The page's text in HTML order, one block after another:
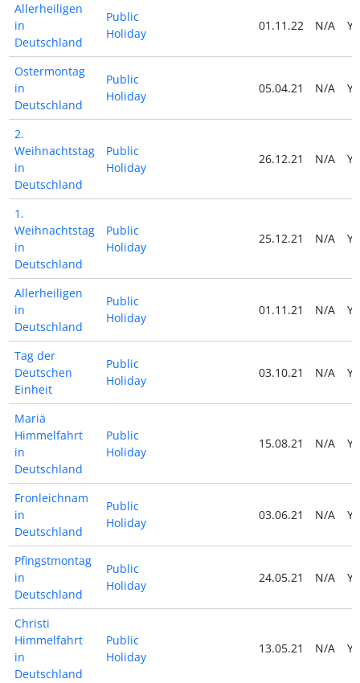
Allerheiligen
in
Deutschland
Public
Holiday
01.11.22 N/A
Ostermontag
in
Deutschland
Public
Holiday
05.04.21 N/A
2.
Weihnachtstag
in
Deutschland
Public
Holiday
26.12.21 N/A
1.
Weihnachtstag
in
Deutschland
Public
Holiday
25.12.21 N/A
Allerheiligen
in
Deutschland
Public
Holiday
01.11.21 N/A
Tag der
Deutschen
Einheit
Public
Holiday
03.10.21 N/A
Mariä
Himmelfahrt
in
Deutschland
Public
Holiday
15.08.21 N/A
Fronleichnam
in
Deutschland
Public
Holiday
03.06.21 N/A
Pfingstmontag
in
Deutschland
Public
Holiday
24.05.21 N/A
Christi
Himmelfahrt
in
Deutschland
Public
Holiday
13.05.21 N/A